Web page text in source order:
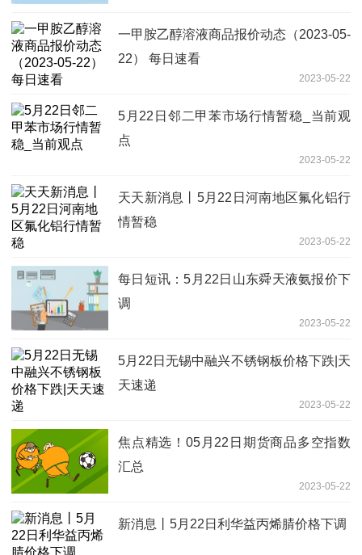
一甲胺乙醇溶液商品报价动态（2023-05-
22） 每日速看
2023-05-22
5月22日邻二甲苯市场行情暂稳_当前观
点
2023-05-22
天天新消息丨5月22日河南地区氟化铝行
情暂稳
2023-05-22
每日短讯：5月22日山东舜天液氨报价下
调
2023-05-22
5月22日无锡中融兴不锈钢板价格下跌|天
天速递
2023-05-22
焦点精选！05月22日期货商品多空指数
汇总
2023-05-22
新消息丨5月22日利华益丙烯腈价格下调